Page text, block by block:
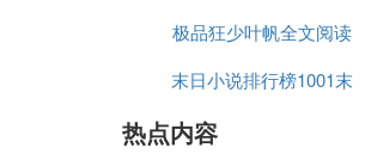
鍐呭逛粙缁嶏細鏈涔︿
¤倠鐨勮繙鍙や紶鎵垮姛
极品狂少叶帆全文阅读
小说全集
末日小说排行榜1001末
日小说排行榜
热点内容